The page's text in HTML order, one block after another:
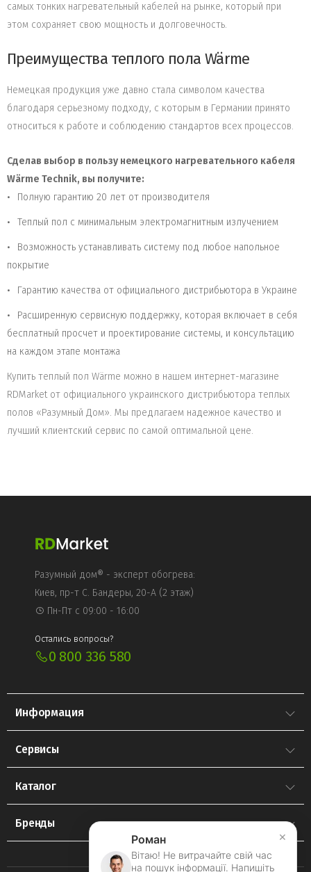
самых тонких нагревательный кабелей на рынке, который при
этом сохраняет свою мощность и долговечность.
Преимущества теплого пола Wärme
Немецкая продукция уже давно стала символом качества
благодаря серьезному подходу, с которым в Германии принято
относиться к работе и соблюдению стандартов всех процессов.
Сделав выбор в пользу немецкого нагревательного кабеля
Wärme Technik, вы получите:
Полную гарантию 20 лет от производителя
Теплый пол с минимальным электромагнитным излучением
Возможность устанавливать систему под любое напольное
покрытие
Гарантию качества от официального дистрибьютора в Украине
Расширенную сервисную поддержку, которая включает в себя
бесплатный просчет и проектирование системы, и консультацию
на каждом этапе монтажа
Купить теплый пол Wärme можно в нашем интернет-магазине
RDMarket от официального украинского дистрибьютора теплых
полов «Разумный Дом». Мы предлагаем надежное качество и
лучший клиентский сервис по самой оптимальной цене.
Разумный дом® - эксперт обогрева:
Киев, пр-т С. Бандеры, 20-А (2 этаж)
Пн-Пт с 09:00 - 16:00
Остались вопросы?
0 800 336 580
Информация
Сервисы
Каталог
Бренды
Роман
Вітаю! Не витрачайте свій час
на пошук інформації. Напишіть
×